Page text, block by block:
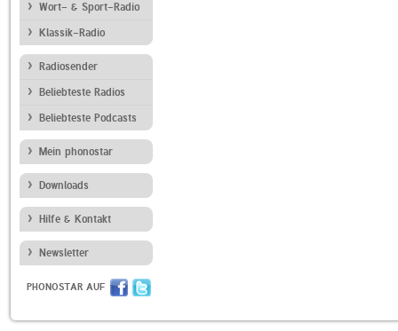
Wort- & Sport-Radio
Klassik-Radio
Radiosender
Beliebteste Radios
Beliebteste Podcasts
Mein phonostar
Downloads
Hilfe & Kontakt
Newsletter
PHONOSTAR AUF